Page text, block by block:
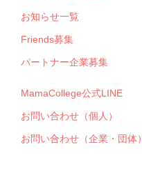
お知らせ一覧
Friends募集
パートナー企業募集
MamaCollege公式LINE
お問い合わせ（個人）
お問い合わせ（企業・団体）